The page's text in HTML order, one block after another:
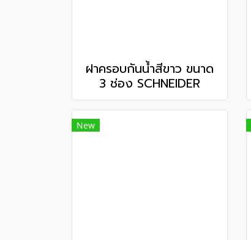
ฝาครอบกันน้ำสีขาว ขนาด
3 ช่อง SCHNEIDER
New